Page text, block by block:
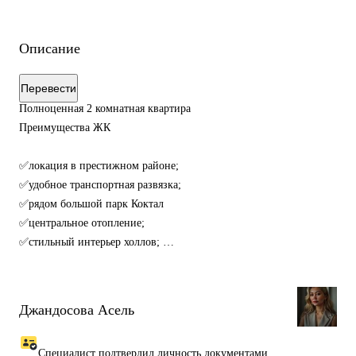
Описание
Перевести
Полноценная 2 комнатная квартира
Преимущества ЖК
✅локация в престижном районе;
✅удобное транспортная развязка;
✅рядом большой парк Коктал
✅центральное отопление;
✅стильный интерьер холлов;
✅уютный двор с озеленением;
✅игровые площадки для детворы;
Джандосова Асель
Специалист подтвердил личность документами